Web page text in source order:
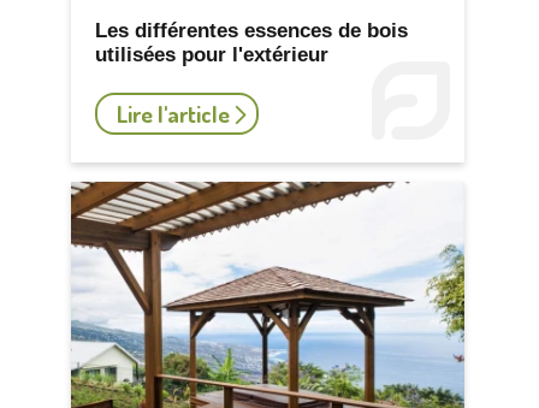
Les différentes essences de bois
utilisées pour l'extérieur
Lire l'article